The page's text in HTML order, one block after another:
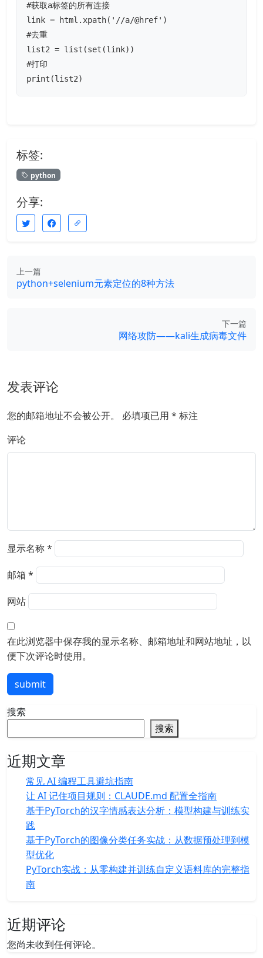
#获取a标签的所有连接
link = html.xpath('//a/@href')
#去重
list2 = list(set(link))
#打印
print(list2)
标签:
python
分享:
上一篇
python+selenium元素定位的8种方法
下一篇
网络攻防——kali生成病毒文件
发表评论
您的邮箱地址不会被公开。 必填项已用 * 标注
评论
显示名称*
邮箱 *
网站
在此浏览器中保存我的显示名称、邮箱地址和网站地址，以
便下次评论时使用。
submit
搜索
搜索
近期文章
常见 AI 编程工具避坑指南
让 AI 记住项目规则：CLAUDE.md 配置全指南
基于PyTorch的汉字情感表达分析：模型构建与训练实
践
基于PyTorch的图像分类任务实战：从数据预处理到模
型优化
PyTorch实战：从零构建并训练自定义语料库的完整指
南
近期评论
您尚未收到任何评论。